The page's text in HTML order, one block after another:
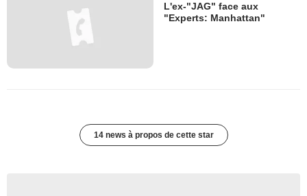
L'ex-"JAG" face aux
"Experts: Manhattan"
14 news à propos de cette star